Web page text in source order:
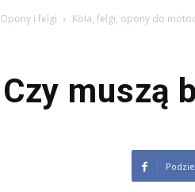
Opony i felgi Koła, felgi, opony do
Czy muszą